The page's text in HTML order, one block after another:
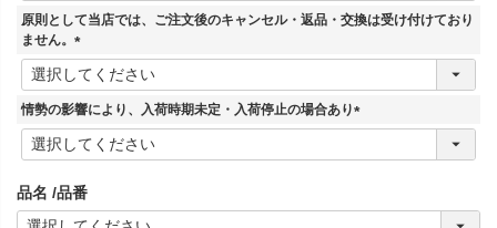
須
原則として当店では、ご注文後のキャンセル・返品・交換は受け付けており
ません。
(
必
須
情勢の影響により、入荷時期未定・入荷停止の場合あり
(
品名 品番